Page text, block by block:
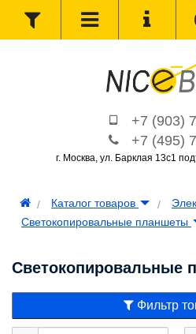
+7 (903)
+7 (495)
г. Москва, ул. Барклая 13с1
Каталог товаров
Светокопировальные планшеты
Светокопировальные
Фильтр